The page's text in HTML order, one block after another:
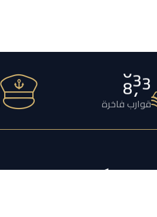
3
4
2
قوارب فاخرة
يكتشف